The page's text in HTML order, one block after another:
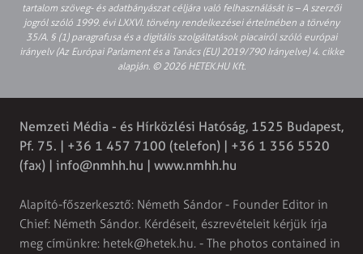
tartalom szöveg- és adatbányászat céljára való felhasználását is – A szerzői
jogról szóló 1999. évi LXXVI. törvény rendelkezései értelmében a törvény
35/A. § (1) paragrafusa és a digitális szolgáltatások piacairól szóló európai
irányelv (Az Európai Parlament és a Tanács (EU) 2019/790 Irányelve) 4. cikke
alapján. © 2026 HETEK.HU Kft.
Nemzeti Média - és Hírközlési Hatóság, 1525 Budapest,
Pf. 75. | +36 1 457 7100 (telefon) | +36 1 356 5520
(fax) | info@nmhh.hu | www.nmhh.hu
Alapító-főszerkesztő: Németh Sándor - Founder Editor in
Chief: Németh Sándor. Kérdéseit, észrevételeit kérjük írja
meg címünkre: hetek@hetek.hu. - The photos contained in